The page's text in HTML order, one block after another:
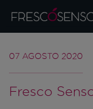
07 AGOSTO 2020
Fresco